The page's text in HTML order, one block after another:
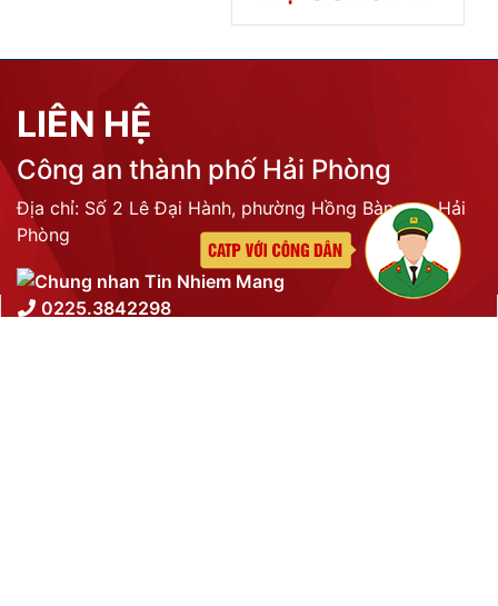
Phòng Quản lý xuất nhập cảnh: Hướng dẫn những quy định mới trong lĩnh
vực xuất cảnh, nhập cảnh của công dân việt nam từ ngày 01/7/2026